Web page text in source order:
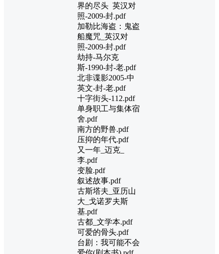
界的尽头 英汉对
照-2009-封.pdf
加勒比海盗：鬼盗
船魔咒_英汉对
照-2009-封.pdf
劫持-马尔克
斯-1990-封-老.pdf
北非谍影2005-中
英文-封-老.pdf
十字街头-112.pdf
单身职工与集体宿
舍.pdf
南方的野兽.pdf
压抑的年代.pdf
又一年_迈克_
李.pdf
变脸.pdf
叙述故事.pdf
古斯塔夫_亚历山
大_戈诺罗夫斯
基.pdf
古都_文学本.pdf
可爱的骨头.pdf
台剧：我可能不会